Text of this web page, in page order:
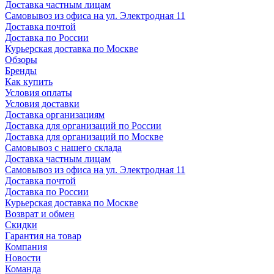
Доставка частным лицам
Самовывоз из офиса на ул. Электродная 11
Доставка почтой
Доставка по России
Курьерская доставка по Москве
Обзоры
Бренды
Как купить
Условия оплаты
Условия доставки
Доставка организациям
Доставка для организаций по России
Доставка для организаций по Москве
Самовывоз с нашего склада
Доставка частным лицам
Самовывоз из офиса на ул. Электродная 11
Доставка почтой
Доставка по России
Курьерская доставка по Москве
Возврат и обмен
Скидки
Гарантия на товар
Компания
Новости
Команда